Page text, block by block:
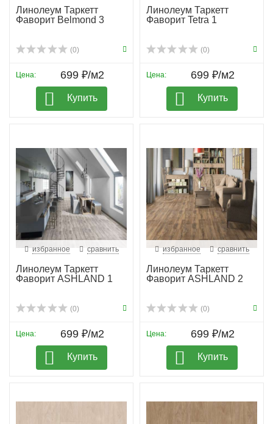
Линолеум Таркетт
Фаворит Belmond 3
(0)
Цена: 699 ₽/м2
Купить
Линолеум Таркетт
Фаворит Tetra 1
(0)
Цена: 699 ₽/м2
Купить
избранное сравнить
Линолеум Таркетт
Фаворит ASHLAND 1
(0)
Цена: 699 ₽/м2
Купить
избранное сравнить
Линолеум Таркетт
Фаворит ASHLAND 2
(0)
Цена: 699 ₽/м2
Купить